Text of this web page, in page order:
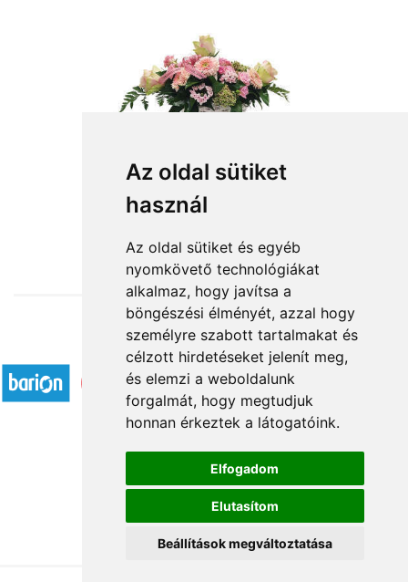
Az oldal sütiket
használ
Az oldal sütiket és egyéb
nyomkövető technológiákat
alkalmaz, hogy javítsa a
böngészési élményét, azzal hogy
személyre szabott tartalmakat és
célzott hirdetéseket jelenít meg,
és elemzi a weboldalunk
forgalmát, hogy megtudjuk
honnan érkeztek a látogatóink.
Elfogadom
Elutasítom
Beállítások megváltoztatása
Lelkem legszebb virágai
Elfogadott fizetési módok
Á.SZ.F.
Impresszum
Adatkezelési tájékoztató